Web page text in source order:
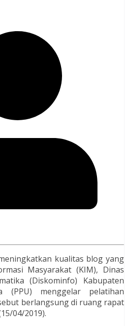
kualitas blog yang
Masyarakat (KIM), Dinas
(Diskominfo) Kabupaten
(PPU) menggelar pelatihan
berlangsung di ruang rapat
04/2019).